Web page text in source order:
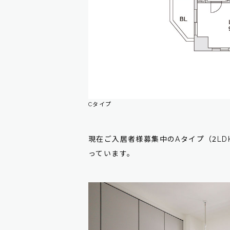
Cタイプ
現在ご入居者様募集中のAタイプ（
っています。